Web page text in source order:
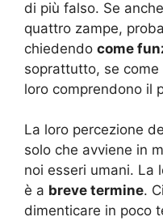
di più falso. Se
quattro zampe,
chiedendo come
soprattutto, se come
loro comprendono il
La loro percezione
solo che avviene in
noi esseri umani. La
è a breve termine.
dimenticare in poco